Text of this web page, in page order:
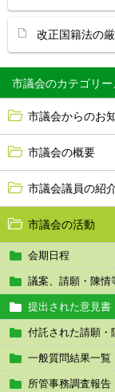
市議会
市議会からのお
市議会の概要
市議会議員の紹
市議会の活動
会期日程
議案、請願・陳情
提出された意見書
付託された請願・
一般質問結果一覧
所管事務調査報告
改正国籍法の